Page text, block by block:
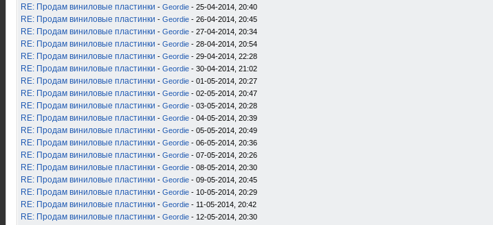
RE: Продам виниловые пластинки - Geordie - 25-04-2014, 20:40
RE: Продам виниловые пластинки - Geordie - 26-04-2014, 20:45
RE: Продам виниловые пластинки - Geordie - 27-04-2014, 20:34
RE: Продам виниловые пластинки - Geordie - 28-04-2014, 20:54
RE: Продам виниловые пластинки - Geordie - 29-04-2014, 22:28
RE: Продам виниловые пластинки - Geordie - 30-04-2014, 21:02
RE: Продам виниловые пластинки - Geordie - 01-05-2014, 20:27
RE: Продам виниловые пластинки - Geordie - 02-05-2014, 20:47
RE: Продам виниловые пластинки - Geordie - 03-05-2014, 20:28
RE: Продам виниловые пластинки - Geordie - 04-05-2014, 20:39
RE: Продам виниловые пластинки - Geordie - 05-05-2014, 20:49
RE: Продам виниловые пластинки - Geordie - 06-05-2014, 20:36
RE: Продам виниловые пластинки - Geordie - 07-05-2014, 20:26
RE: Продам виниловые пластинки - Geordie - 08-05-2014, 20:30
RE: Продам виниловые пластинки - Geordie - 09-05-2014, 20:45
RE: Продам виниловые пластинки - Geordie - 10-05-2014, 20:29
RE: Продам виниловые пластинки - Geordie - 11-05-2014, 20:42
RE: Продам виниловые пластинки - Geordie - 12-05-2014, 20:30